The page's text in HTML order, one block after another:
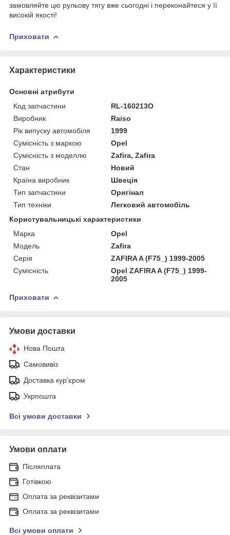
замовляйте цю рульову тягу вже сьогодні і переконайтеся у її
високій якості!
Приховати
Характеристики
Основні атрибути
Код запчастини
RL-160213O
Виробник
Raiso
Рік випуску автомобіля
1999
Сумісність з маркою
Opel
Сумісність з моделлю
Zafira, Zafira
Стан
Новий
Країна виробник
Швеція
Тип запчастини
Оригінал
Тип техніки
Легковий автомобіль
Користувальницькі характеристики
Марка
Opel
Мoдель
Zafira
Серія
ZAFIRA A (F75_) 1999-2005
Сумісність
Opel ZAFIRA A (F75_) 1999-
2005
Приховати
Умови доставки
Нова Пошта
Самовивіз
Доставка кур'єром
Укрпошта
Всі умови доставки
Умови оплати
Післяплата
Готівкою
Оплата за реквізитами
Оплата за реквізитами
Всі умови оплати